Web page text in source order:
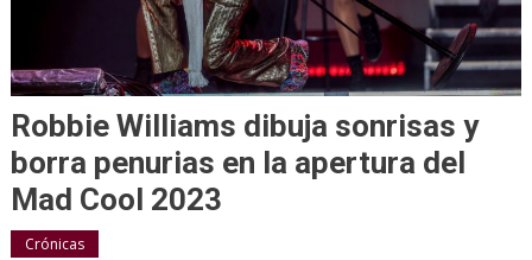
Robbie Williams dibuja sonrisas y
borra penurias en la apertura del
Mad Cool 2023
Crónicas